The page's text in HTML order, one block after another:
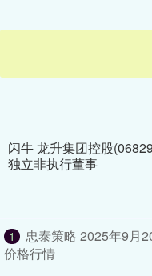
闪牛 龙升集团控股
独立非执行董事
1
忠泰策略 2025年9月
价格行情